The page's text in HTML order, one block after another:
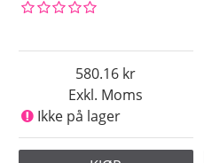
Exkl. Moms
580.16
Ikke på lager